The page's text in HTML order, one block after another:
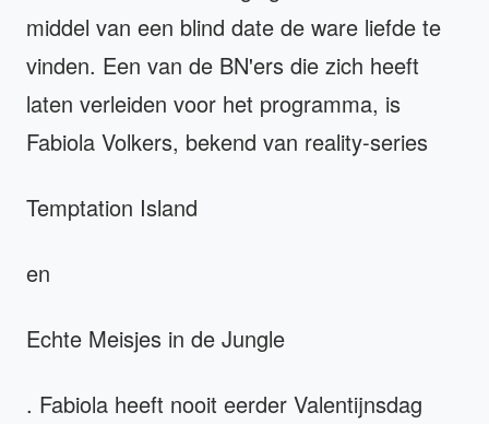
middel van een blind date de ware liefde te
vinden. Een van de BN'ers die zich heeft
laten verleiden voor het programma, is
Fabiola Volkers, bekend van reality-series
Temptation Island
en
Echte Meisjes in de Jungle
. Fabiola heeft nooit eerder Valentijnsdag